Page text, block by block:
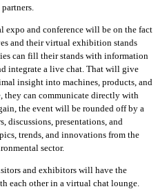
expo and conference will be on the fact
and their virtual exhibition stands
can fill their stands with information
integrate a live chat. That will give
insight into machines, products, and
they can communicate directly with
the event will be rounded off by a
discussions, presentations, and
trends, and innovations from the
sector.
and exhibitors will have the
each other in a virtual chat lounge.